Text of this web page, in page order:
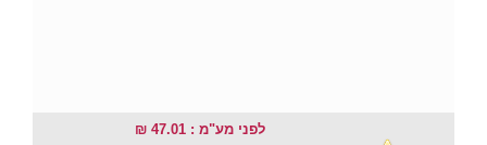
לפני מע"מ : 47.01 ₪